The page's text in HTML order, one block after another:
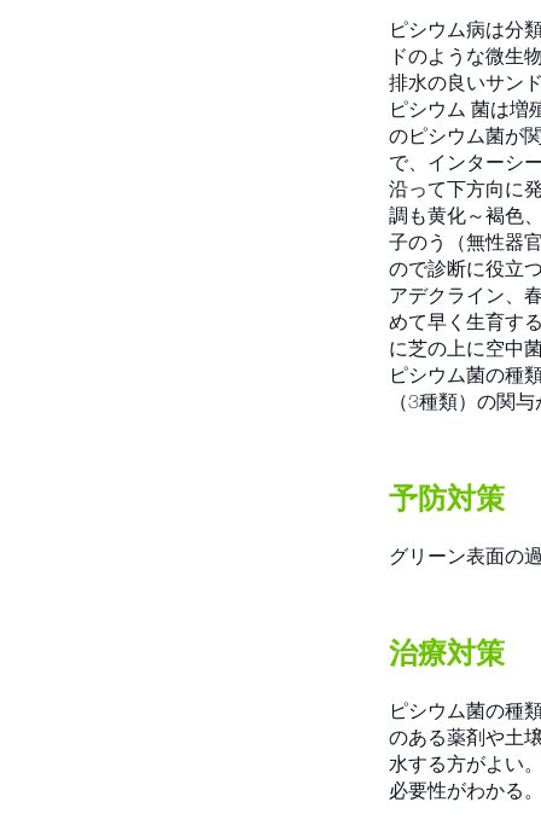
ピシウム病は分
ドのような微生
排水の良いサン
ピシウム 菌は増
のピシウム菌が
で、インターシ
沿って下方向に
調も黄化～褐色
子のう（無性器
ので診断に役立
アデクライン、
めて早く生育す
に芝の上に空中
ピシウム菌の種
（3種類）の関
予防対策
グリーン表面の
治療対策
ピシウム菌の種
のある薬剤や土
水する方がよい
必要性がわかる